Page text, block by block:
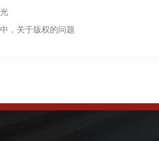
，关于版权的问题